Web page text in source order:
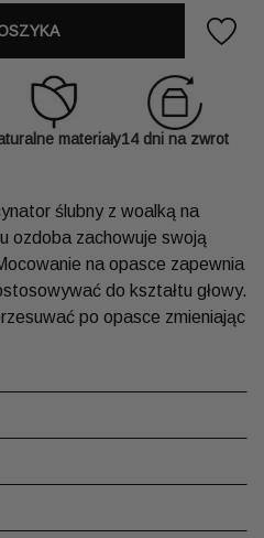
materiały14 dni na zwrot
ślubny z woalką na
ozdoba zachowuje swoją
na opasce zapewnia
do kształtu głowy.
po opasce zmieniając